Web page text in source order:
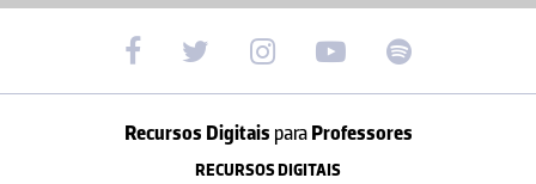
Recursos Digitais paraProfessores
RECURSOS DIGITAIS